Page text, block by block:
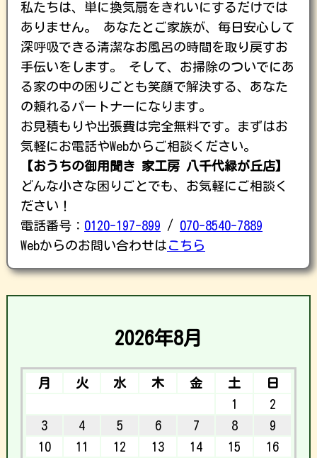
私たちは、単に換気扇をきれいにするだけでは
ありません。 あなたとご家族が、毎日安心して
深呼吸できる清潔なお風呂の時間を取り戻すお
手伝いをします。 そして、お掃除のついでにあ
る家の中の困りごとも笑顔で解決する、あなた
の頼れるパートナーになります。
お見積もりや出張費は完全無料です。まずはお
気軽にお電話やWebからご相談ください。
【おうちの御用聞き 家工房 八千代緑が丘店】
どんな小さな困りごとでも、お気軽にご相談く
ださい！
電話番号： 0120-197-899 / 070-8540-7889
Webからのお問い合わせは こちら
2026年8月
月 火 水 木 金 土
日
1
2
3
4 5 6 7 8
9
10
11 12 13 14 15
16